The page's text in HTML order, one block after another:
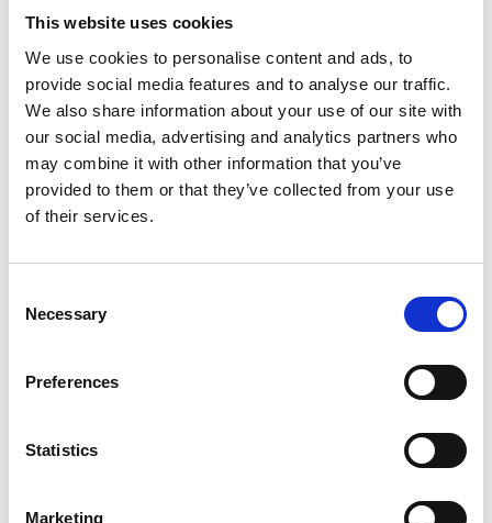
This website uses cookies
We use cookies to personalise content and ads, to
provide social media features and to analyse our traffic.
We also share information about your use of our site with
our social media, advertising and analytics partners who
may combine it with other information that you’ve
provided to them or that they’ve collected from your use
of their services.
Selection
Necessary
Preferences
Statistics
Marketing
Logården är Odensåker hembygdsförenings
hembygdsgård, belägen mellan Mariestad och
Skövde. Här presenterar föreningen olika konst- och
hantverksutställningar under höst och vår. Ett stort
arrangemang är Östenrundan som arrangeras i maj
varje år, där erkända konstnärer tillsammans med
lokala hantverkare i södra Vadsbo och runt sjön
Östen medverkar. På
respektive vårsäsongen.
Kontakt
I Sjötorp, 2 mil norr om Mariestad, möts Göta kanal
åttakantiga röda byggnaden intill kyrkan som tidigare